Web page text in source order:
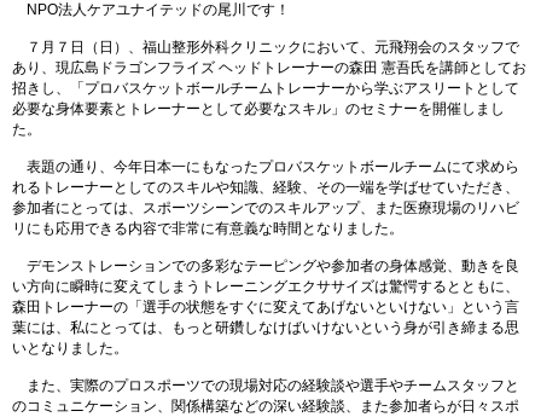
NPO法人ケアユナイテッドの尾川です！
７月７日（日）、福山整形外科クリニックにおいて、元飛翔会のスタッフで
あり、現広島ドラゴンフライズ ヘッドトレーナーの森田 憲吾氏を講師としてお
招きし、「プロバスケットボールチームトレーナーから学ぶアスリートとして
必要な身体要素とトレーナーとして必要なスキル」のセミナーを開催しまし
た。
表題の通り、今年日本一にもなったプロバスケットボールチームにて求めら
れるトレーナーとしてのスキルや知識、経験、その一端を学ばせていただき、
参加者にとっては、スポーツシーンでのスキルアップ、また医療現場のリハビ
リにも応用できる内容で非常に有意義な時間となりました。
デモンストレーションでの多彩なテーピングや参加者の身体感覚、動きを良
い方向に瞬時に変えてしまうトレーニングエクササイズは驚愕するとともに、
森田トレーナーの「選手の状態をすぐに変えてあげないといけない」という言
葉には、私にとっては、もっと研鑽しなけばいけないという身が引き締まる思
いとなりました。
また、実際のプロスポーツでの現場対応の経験談や選手やチームスタッフと
のコミュニケーション、関係構築などの深い経験談、また参加者らが日々スポ